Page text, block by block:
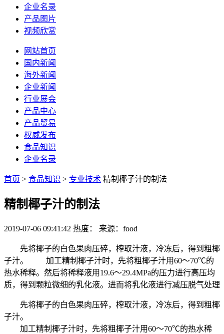
企业名录
产品图片
视频欣赏
网站首页
国内新闻
海外新闻
企业新闻
行业展会
产品中心
产品贸易
权威发布
食品知识
企业名录
首页 > 食品知识 > 专业技术 精制椰子汁的制法
精制椰子汁的制法
2019-07-06 09:41:42 热度： 来源：food
先将椰子的白色果肉压碎，榨取汁液，冷冻后，得到粗椰
子汁。 加工精制椰子汁时，先将粗椰子汁用60～70℃的
热水稀释。然后将稀释液用19.6～29.4MPa的压力进行高压均
质，得到颗粒微细的乳化液。进而将乳化液进行减压脱气处理
先将椰子的白色果肉压碎，榨取汁液，冷冻后，得到粗椰
子汁。
加工精制椰子汁时，先将粗椰子汁用60～70℃的热水稀